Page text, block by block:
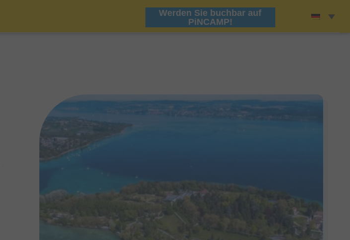
Werden Sie buchbar auf
PiNCAMP!